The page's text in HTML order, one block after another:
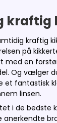
kraftig
på
med en
Og vælger
et fantastisk
linsen.
i de bedste